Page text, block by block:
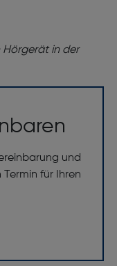
und
für Ihren